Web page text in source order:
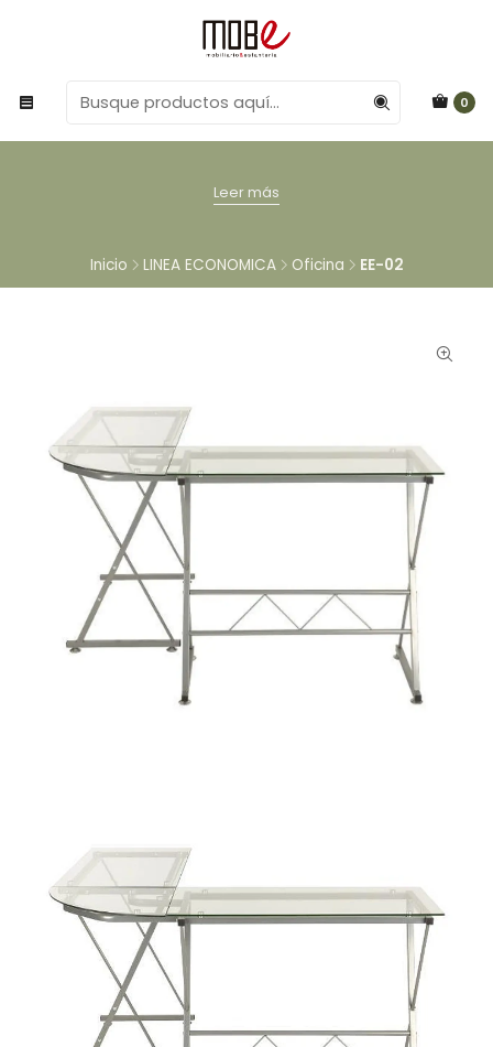
0
Leer más
Inicio LINEA ECONOMICA Oficina EE-02